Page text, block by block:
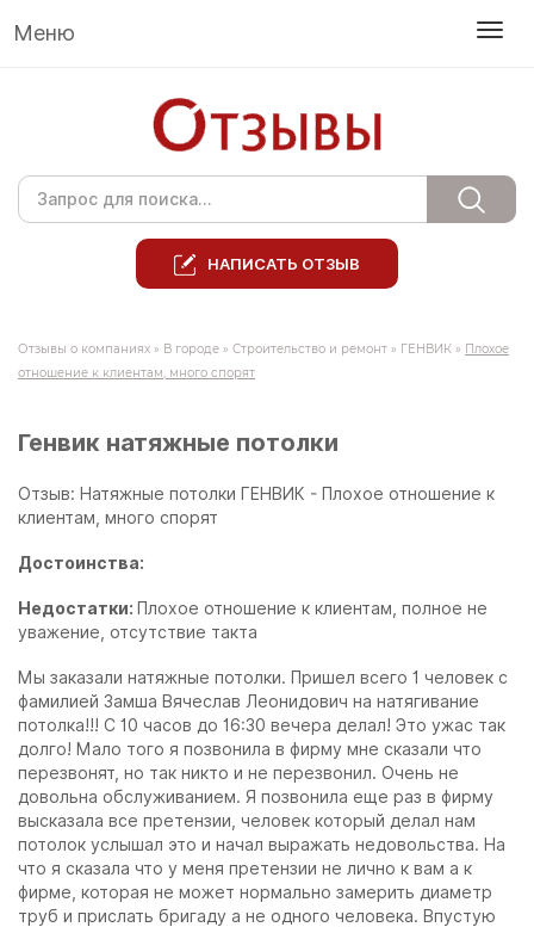
Меню
НАПИСАТЬ ОТЗЫВ
Отзывы о компаниях » В городе » Строительство и ремонт » ГЕНВИК » Плохое
отношение к клиентам, много спорят
Генвик натяжные потолки
Отзыв: Натяжные потолки ГЕНВИК - Плохое отношение к
клиентам, много спорят
Достоинства:
Недостатки: Плохое отношение к клиентам, полное не
уважение, отсутствие такта
Мы заказали натяжные потолки. Пришел всего 1 человек с
фамилией Замша Вячеслав Леонидович на натягивание
потолка!!! С 10 часов до 16:30 вечера делал! Это ужас так
долго! Мало того я позвонила в фирму мне сказали что
перезвонят, но так никто и не перезвонил. Очень не
довольна обслуживанием. Я позвонила еще раз в фирму
высказала все претензии, человек который делал нам
потолок услышал это и начал выражать недовольства. На
что я сказала что у меня претензии не лично к вам а к
фирме, которая не может нормально замерить диаметр
труб и прислать бригаду а не одного человека. Впустую